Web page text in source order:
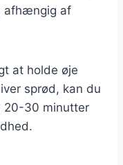
afhængig af
at holde øje
sprød, kan du
20-30 minutter